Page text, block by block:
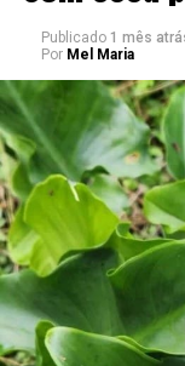
Publicado 1 mês
Por Mel Maria